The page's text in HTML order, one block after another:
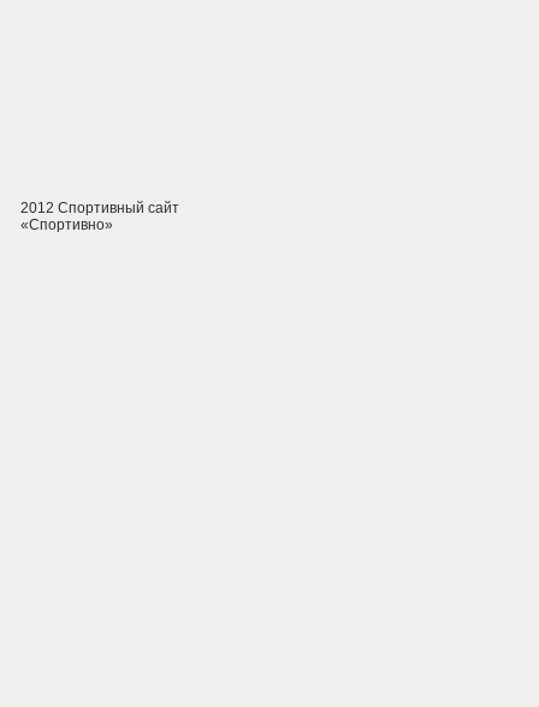
2012 Спортивный сайт
«Спортивно»